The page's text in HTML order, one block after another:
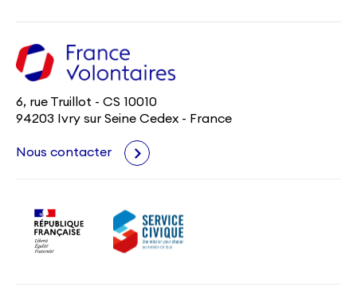
6, rue Truillot - CS 10010
94203 Ivry sur Seine Cedex - France
Nous contacter